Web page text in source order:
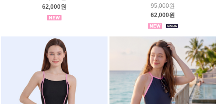
62,000원
95,000원
62,000원